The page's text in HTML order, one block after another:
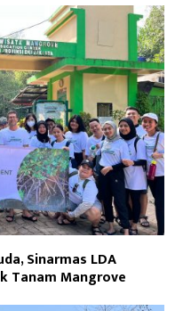
Sinarmas LDA
Tanam Mangrove